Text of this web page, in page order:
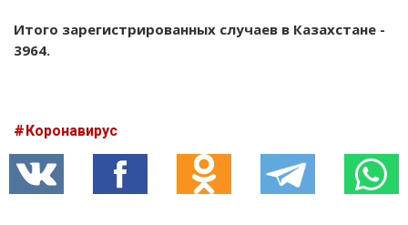
Итого зарегистрированных случаев в Казахстане -
3964.
Коронавирус